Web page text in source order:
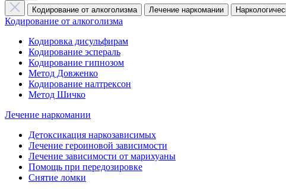
Кодирование от алкоголизма Лечение наркомании
Кодирование от алкоголизма
Кодировка дисульфирам
Кодирование эспераль
Кодирование гипнозом
Метод Довженко
Кодирование налтрексон
Метод Шичко
Лечение наркомании
Детоксикация наркозависимых
Лечение героиновой зависимости
Лечение зависимости от марихуаны
Помощь при передозировке
Снятие ломки